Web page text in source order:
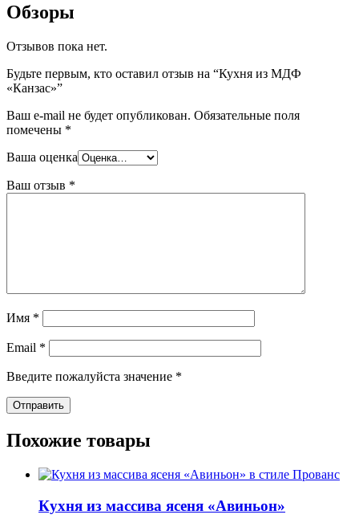
Обзоры
Отзывов пока нет.
Будьте первым, кто оставил отзыв на “Кухня из МДФ
«Канзас»”
Ваш e-mail не будет опубликован. Обязательные поля
помечены *
Ваша оценка
Ваш отзыв *
Имя *
Email *
Введите пожалуйста значение *
Похожие товары
Кухня из массива ясеня «Авиньон»